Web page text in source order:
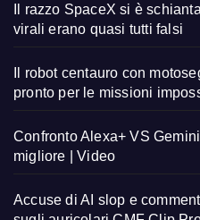
Il razzo SpaceX si è
virali erano quasi tutti falsi
Il robot centauro con
pronto per le missioni
Confronto Alexa+ VS
migliore | Video
Accuse di AI slop e